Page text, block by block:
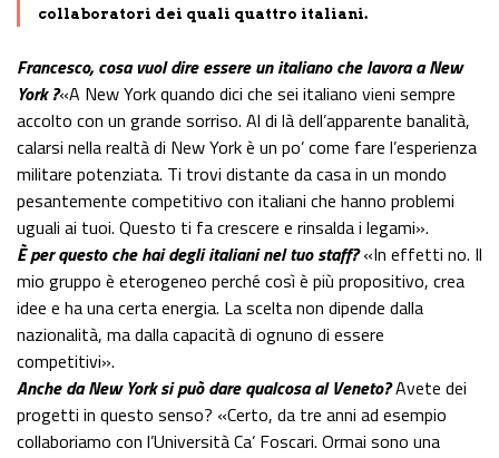
collaboratori dei quali quattro italiani.
Francesco, cosa vuol dire essere un italiano che lavora a New
York ?«A New York quando dici che sei italiano vieni sempre
accolto con un grande sorriso. Al di là dell’apparente banalità,
calarsi nella realtà di New York è un po’ come fare l’esperienza
militare potenziata. Ti trovi distante da casa in un mondo
pesantemente competitivo con italiani che hanno problemi
uguali ai tuoi. Questo ti fa crescere e rinsalda i legami».
È per questo che hai degli italiani nel tuo staff? «In effetti no. Il
mio gruppo è eterogeneo perché così è più propositivo, crea
idee e ha una certa energia. La scelta non dipende dalla
nazionalità, ma dalla capacità di ognuno di essere
competitivi».
Anche da New York si può dare qualcosa al Veneto?Avete dei
progetti in questo senso? «Certo, da tre anni ad esempio
collaboriamo con l’Università Ca’ Foscari. Ormai sono una